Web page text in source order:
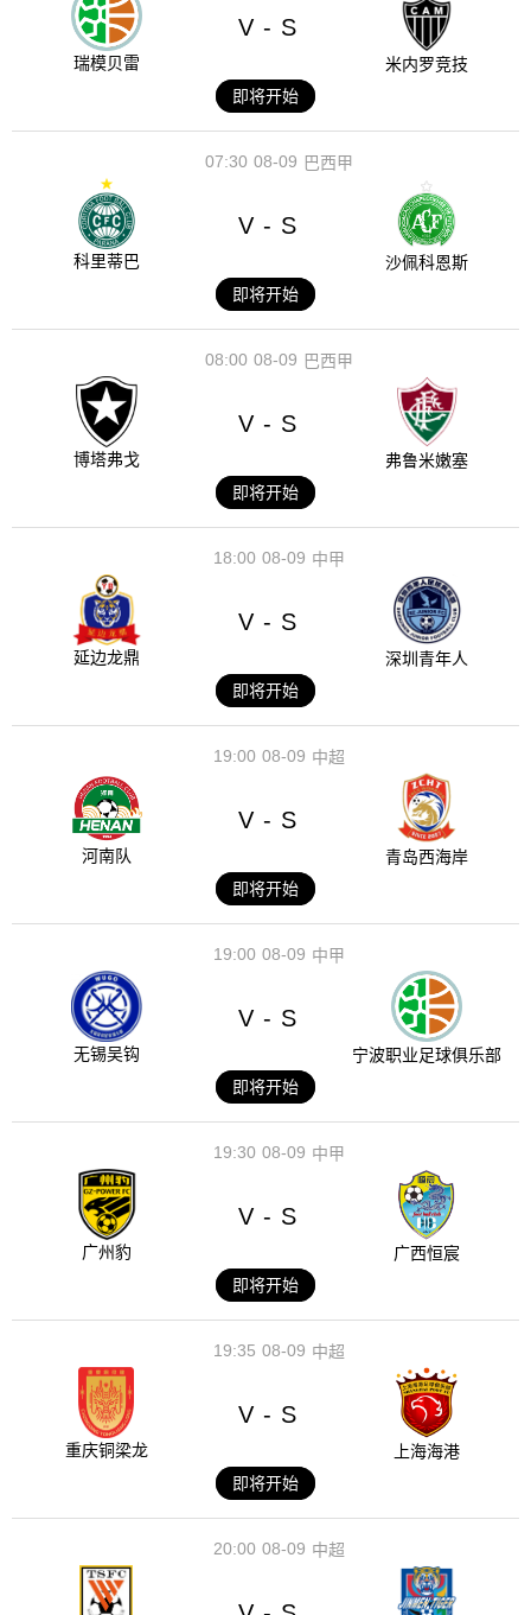
瑞模贝雷
V - S
米内罗竞技
即将开始
08-09
07:30 巴西甲
科里蒂巴
V - S
沙佩科恩斯
即将开始
08-09
08:00 巴西甲
博塔弗戈
V - S
弗鲁米嫩塞
即将开始
08-09
18:00 中甲
延边龙鼎
V - S
深圳青年人
即将开始
08-09
19:00 中超
河南队
V - S
青岛西海岸
即将开始
08-09
19:00 中甲
无锡吴钩
V - S
宁波职业足球俱乐部
即将开始
08-09
19:30 中甲
广州豹
V - S
广西恒宸
即将开始
08-09
19:35 中超
重庆铜梁龙
V - S
上海海港
即将开始
08-09
20:00 中超